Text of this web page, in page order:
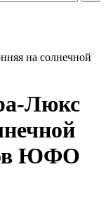
на солнечной
Люкс
ЮФО